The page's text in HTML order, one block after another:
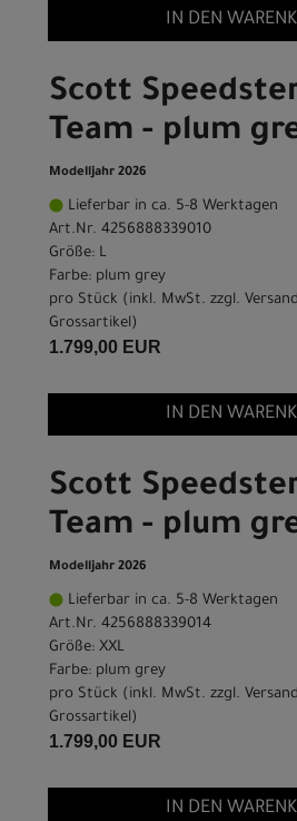
IN DEN
Scott
Team - plum
Modelljahr 2026
Lieferbar in ca. 5-8 Werktagen
Art.Nr. 4256888339010
Größe: L
Farbe: plum grey
pro Stück (inkl. MwSt. zzgl.
Grossartikel)
1.799,00 EUR
IN DEN
Scott
Team - plum
Modelljahr 2026
Lieferbar in ca. 5-8 Werktagen
Art.Nr. 4256888339014
Größe: XXL
Farbe: plum grey
pro Stück (inkl. MwSt. zzgl.
Grossartikel)
1.799,00 EUR
IN DEN